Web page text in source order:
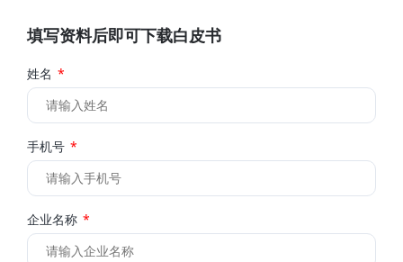
填写资料后即可下载白皮书
姓名
手机号
企业名称